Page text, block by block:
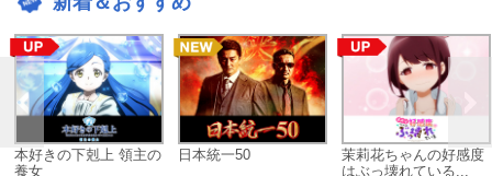
本好きの下剋上 領主の
養女
日本統一50
茉莉花ちゃんの好感度
はぶっ壊れている...